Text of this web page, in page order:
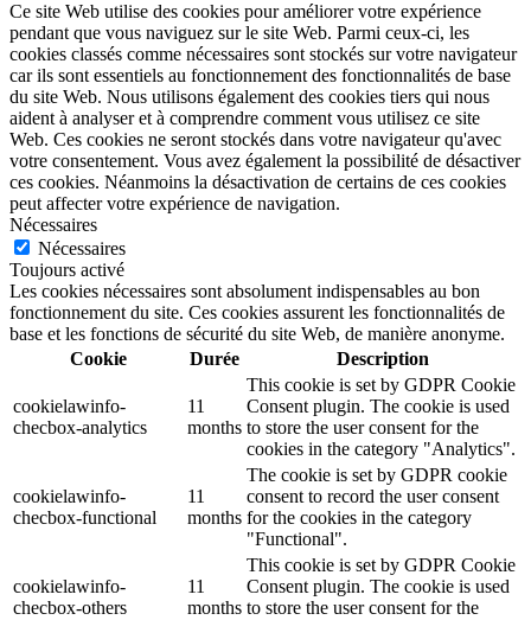
Ce site Web utilise des cookies pour améliorer votre expérience
pendant que vous naviguez sur le site Web. Parmi ceux-ci, les
cookies classés comme nécessaires sont stockés sur votre navigateur
car ils sont essentiels au fonctionnement des fonctionnalités de base
du site Web. Nous utilisons également des cookies tiers qui nous
aident à analyser et à comprendre comment vous utilisez ce site
Web. Ces cookies ne seront stockés dans votre navigateur qu'avec
votre consentement. Vous avez également la possibilité de désactiver
ces cookies. Néanmoins la désactivation de certains de ces cookies
peut affecter votre expérience de navigation.
Nécessaires
Nécessaires
Toujours activé
Les cookies nécessaires sont absolument indispensables au bon
fonctionnement du site. Ces cookies assurent les fonctionnalités de
base et les fonctions de sécurité du site Web, de manière anonyme.
Cookie
Durée Description
cookielawinfo-
checbox-analytics
11
months
This cookie is set by GDPR Cookie
Consent plugin. The cookie is used
to store the user consent for the
cookies in the category "Analytics".
cookielawinfo-
checbox-functional
11
months
The cookie is set by GDPR cookie
consent to record the user consent
for the cookies in the category
"Functional".
cookielawinfo-
checbox-others
11
months
This cookie is set by GDPR Cookie
Consent plugin. The cookie is used
to store the user consent for the